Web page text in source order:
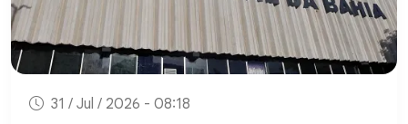
31 / Jul / 2026 - 08:18